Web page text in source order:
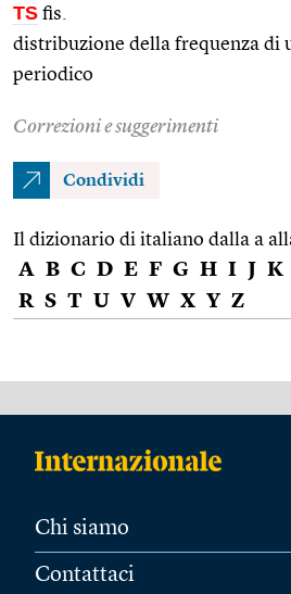
TS fis.
distribuzione della frequenza di
periodico
Correzioni e suggerimenti
Condividi
Il dizionario di italiano dalla a
A B C D E F G H I J K
R S T U V W X Y Z
Chi siamo
Contattaci